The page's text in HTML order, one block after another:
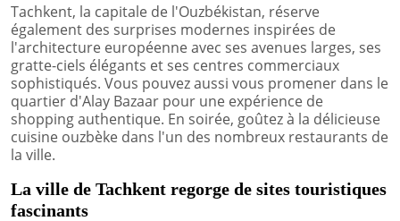
Tachkent, la capitale de l'Ouzbékistan, réserve
également des surprises modernes inspirées de
l'architecture européenne avec ses avenues larges, ses
gratte-ciels élégants et ses centres commerciaux
sophistiqués. Vous pouvez aussi vous promener dans le
quartier d'Alay Bazaar pour une expérience de
shopping authentique. En soirée, goûtez à la délicieuse
cuisine ouzbèke dans l'un des nombreux restaurants de
la ville.
La ville de Tachkent regorge de sites touristiques
fascinants